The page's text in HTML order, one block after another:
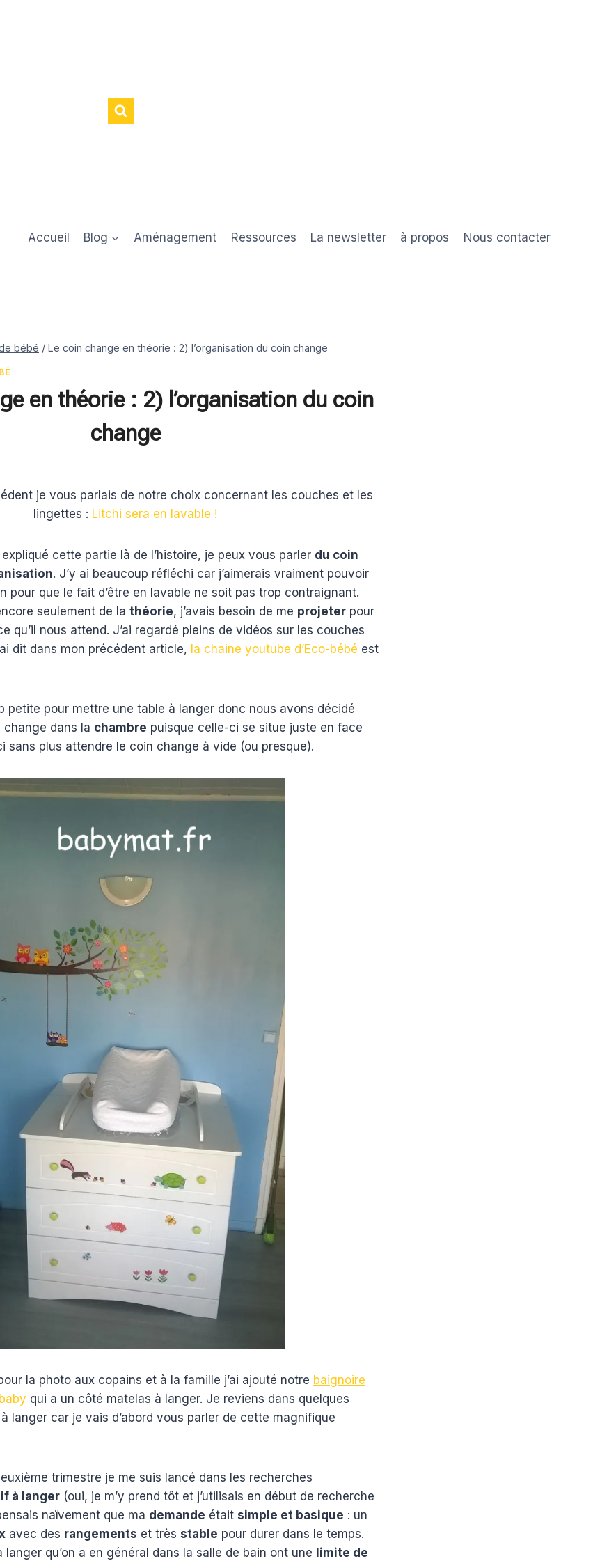
Accueil Blog Aménagement Ressources La newsletter à propos Nous contacter
bébé / Le coin change en théorie : 2) l’organisation du coin change
en théorie : 2) l’organisation du coin
change
je vous parlais de notre choix concernant les couches et les
lingettes : Litchi sera en lavable !
cette partie là de l’histoire, je peux vous parler du coin
. J’y ai beaucoup réfléchi car j’aimerais vraiment pouvoir
pour que le fait d’être en lavable ne soit pas trop contraignant.
seulement de la théorie, j’avais besoin de me projeter pour
qu’il nous attend. J’ai regardé pleins de vidéos sur les couches
dit dans mon précédent article, la chaine youtube d’Eco-bébé est
petite pour mettre une table à langer donc nous avons décidé
change dans la chambre puisque celle-ci se situe juste en face
sans plus attendre le coin change à vide (ou presque).
la photo aux copains et à la famille j’ai ajouté notre baignoire
qui a un côté matelas à langer. Je reviens dans quelques
langer car je vais d’abord vous parler de cette magnifique
trimestre je me suis lancé dans les recherches
à langer (oui, je m’y prend tôt et j’utilisais en début de recherche
naïvement que ma demande était simple et basique : un
avec des rangements et très stable pour durer dans le temps.
qu’on a en général dans la salle de bain ont une limite de